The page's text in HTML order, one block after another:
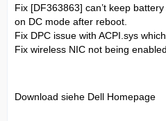
Fix [DF363863] can’t keep
on DC mode after reboot.
Fix DPC issue with ACPI.sys
Fix wireless NIC not being
Download siehe Dell Homepage